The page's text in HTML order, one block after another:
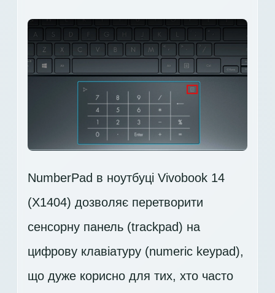
NumberPad в ноутбуці Vivobook 14
(X1404) дозволяє перетворити
сенсорну панель (trackpad) на
цифрову клавіатуру (numeric keypad),
що дуже корисно для тих, хто часто